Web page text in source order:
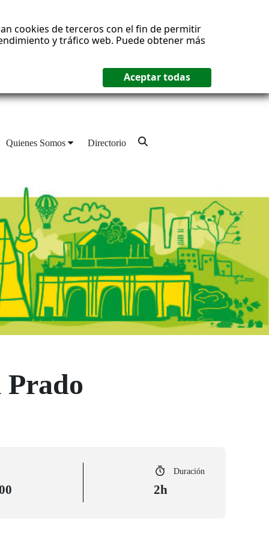
cookies de terceros con el fin de permitir
y tráfico web. Puede obtener más
Quienes Somos Directorio
Prado
Duración
2h